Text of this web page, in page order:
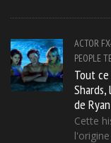
ACTOR
PEOPLE
Tout
de
Cette